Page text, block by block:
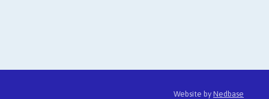
Website by Nedbase